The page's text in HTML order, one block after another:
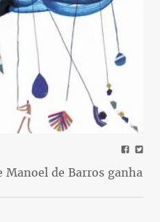
de Barros ganha